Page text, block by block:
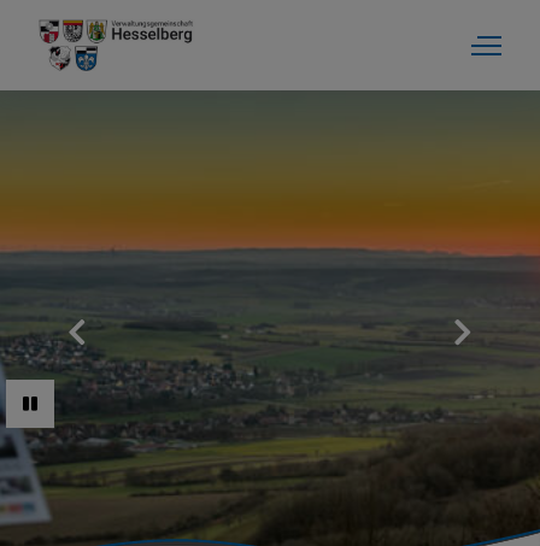
Verwaltung
Aktuelles
Gemeinden
Bürgerinfo